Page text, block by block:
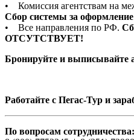
• Комиссия агентствам на
Сбор системы за
• Все направления по РФ.
ОТСУТСТВУЕТ!
Бронируйте и выписывайте
Работайте с Пегас-Тур и
По вопросам сотрудничества: